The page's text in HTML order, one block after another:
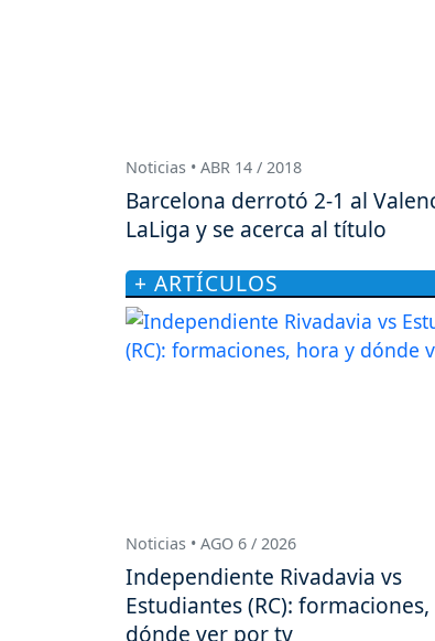
Noticias • ABR 14 / 2018
Barcelona derrotó 2-1 al
LaLiga y se acerca al título
+ ARTÍCULOS
Noticias • AGO 6 / 2026
Independiente Rivadavia vs
Estudiantes (RC):
dónde ver por tv